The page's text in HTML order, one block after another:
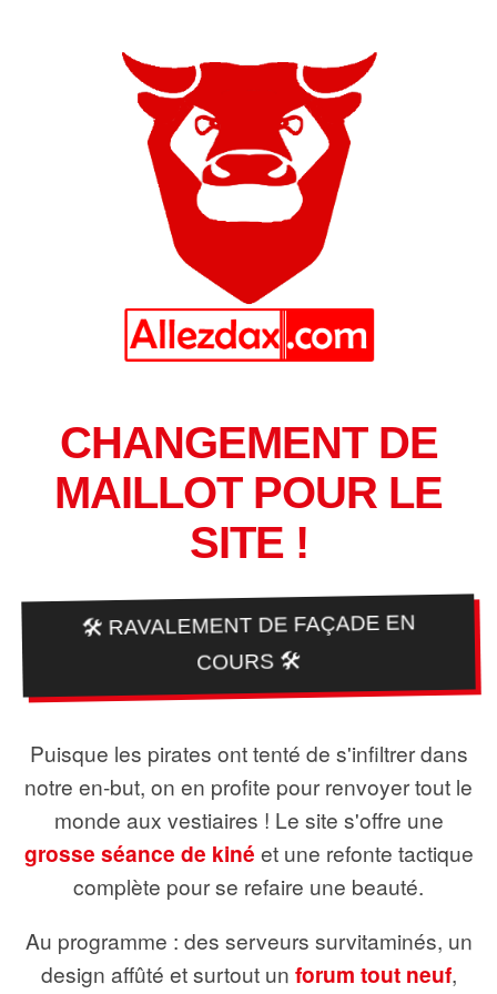
CHANGEMENT DE
MAILLOT POUR LE
SITE !
🛠️ RAVALEMENT DE FAÇADE EN
COURS 🛠️
Puisque les pirates ont tenté de s'infiltrer dans
notre en-but, on en profite pour renvoyer tout le
monde aux vestiaires ! Le site s'offre une
grosse séance de kiné et une refonte tactique
complète pour se refaire une beauté.
Au programme : des serveurs survitaminés, un
design affûté et surtout un forum tout neuf,